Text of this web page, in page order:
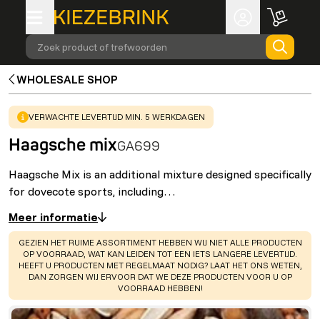
Zoek product of trefwoorden
WHOLESALE SHOP
WARNING:
VERWACHTE LEVERTIJD MIN. 5 WERKDAGEN
Haagsche mixGA699
Haagsche Mix is an additional mixture designed specifically
for dovecote sports, including…
Meer informatie
WARNING:
GEZIEN HET RUIME ASSORTIMENT HEBBEN WIJ NIET ALLE PRODUCTEN
OP VOORRAAD, WAT KAN LEIDEN TOT EEN IETS LANGERE LEVERTIJD.
HEEFT U PRODUCTEN MET REGELMAAT NODIG? LAAT HET ONS WETEN,
DAN ZORGEN WIJ ERVOOR DAT WE DEZE PRODUCTEN VOOR U OP
VOORRAAD HEBBEN!